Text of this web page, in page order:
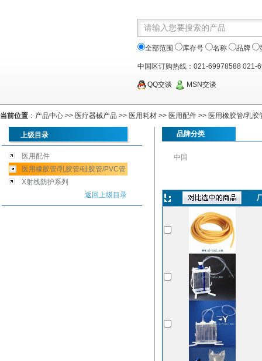
全部范围 库存号 名称 品牌
中国区订购热线：021-69978588 021-
QQ交谈 MSN交谈
当前位置 ： 产品中心 >> 医疗器械产品 >> 医用耗材 >> 医用配件 >> 医用橡胶管/乳胶
上级目录
医用配件
医用橡胶管/乳胶管/硅胶管/PVC管
X射线防护系列
返回上级目录
品牌分类
中国